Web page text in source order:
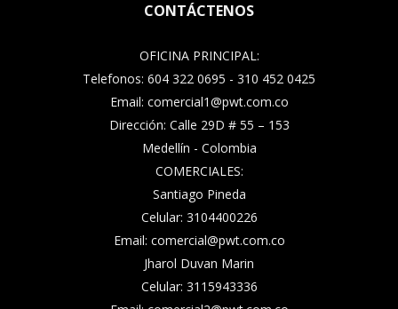
CONTÁCTENOS
OFICINA PRINCIPAL:
Telefonos: 604 322 0695 - 310 452 0425
Email: comercial1@pwt.com.co
Dirección: Calle 29D # 55 – 153
Medellín - Colombia
COMERCIALES:
Santiago Pineda
Celular: 3104400226
Email: comercial@pwt.com.co
Jharol Duvan Marin
Celular: 3115943336